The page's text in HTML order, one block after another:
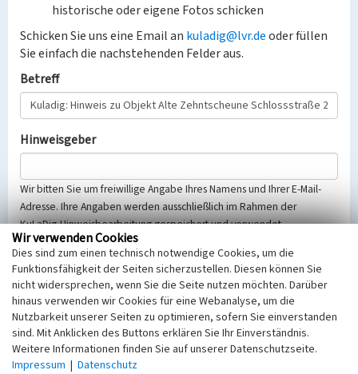
historische oder eigene Fotos schicken
Schicken Sie uns eine Email an kuladig@lvr.deoder füllen
Sie einfach die nachstehenden Felder aus.
Betreff
Hinweisgeber
Wir bitten Sie um freiwillige Angabe Ihres Namens und Ihrer E-Mail-
Adresse. Ihre Angaben werden ausschließlich im Rahmen der
KuLaDig-Hinweisbearbeitung gespeichert und verwendet.
Selbstverständlich werden diese entsprechend der Vorschriften des
Telemediengesetzes, des Datenschutzgesetzes NRW und der seit
dem 25.05.2018 gültigen Europäischen Datenschutzgrundverordnung
(EU-DSGVO) vertraulich behandelt, beachten Sie bitte unsere
Hinweise zumDatenschutz
Nachricht
Wir verwenden Cookies
Dies sind zum einen technisch notwendige Cookies, um die
Funktionsfähigkeit der Seiten sicherzustellen. Diesen können Sie
nicht widersprechen, wenn Sie die Seite nutzen möchten. Darüber
hinaus verwenden wir Cookies für eine Webanalyse, um die
Nutzbarkeit unserer Seiten zu optimieren, sofern Sie einverstanden
sind. Mit Anklicken des Buttons erklären Sie Ihr Einverständnis.
Weitere Informationen finden Sie auf unserer Datenschutzseite.
Impressum | Datenschutz